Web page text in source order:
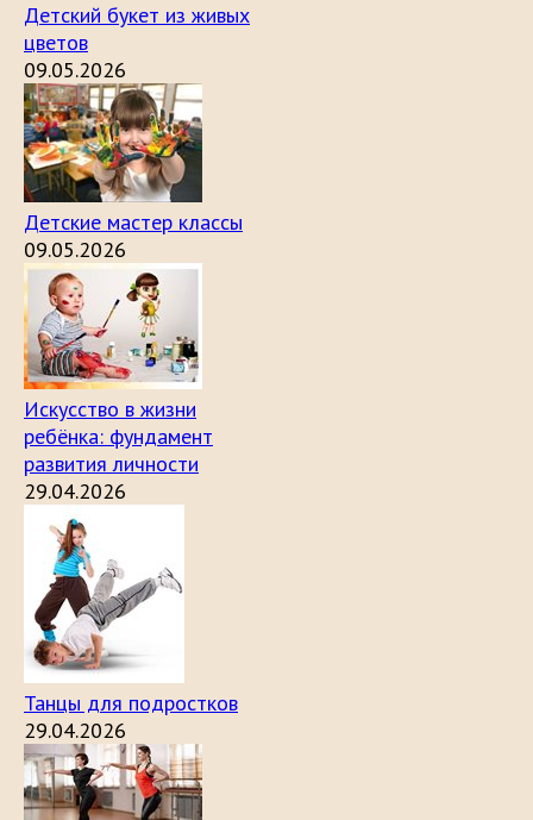
Детский букет из живых
цветов
09.05.2026
Детские мастер классы
09.05.2026
Искусство в жизни
ребёнка: фундамент
развития личности
29.04.2026
Танцы для подростков
29.04.2026